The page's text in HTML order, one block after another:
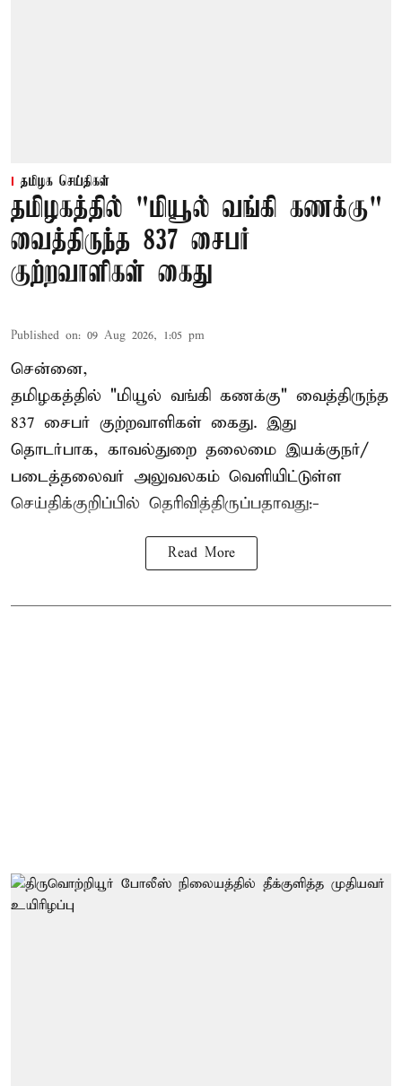
தமிழக செய்திகள்
தமிழகத்தில் "மியூல் வங்கி கணக்கு"
வைத்திருந்த 837 சைபர்
குற்றவாளிகள் கைது
Published on: 09 Aug 2026, 1:05 pm
சென்னை,
தமிழகத்தில் "மியூல் வங்கி கணக்கு" வைத்திருந்த
837 சைபர் குற்றவாளிகள் கைது. இது
தொடர்பாக, காவல்துறை தலைமை இயக்குநர்/
படைத்தலைவர் அலுவலகம் வெளியிட்டுள்ள
செய்திக்குறிப்பில் தெரிவித்திருப்பதாவது:-
Read More